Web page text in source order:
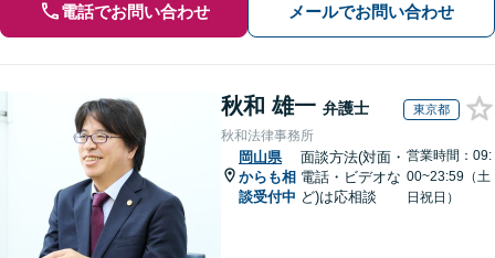
電話でお問い合わせ メールでお問い合わせ
秋和 雄一 弁護士 東京都
秋和法律事務所
岡山県
からも相
談受付中
面談方法(対面・
電話・ビデオな
ど)は応相談
営業時間：09:
00~23:59（土
日祝日）